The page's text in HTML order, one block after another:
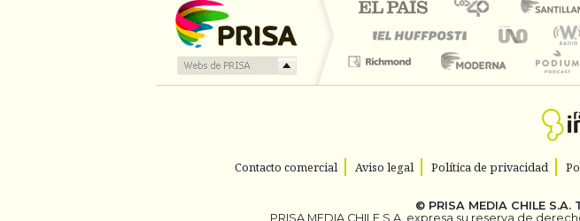
Contacto comercial Aviso legal Política de privacidad
© PRISA MEDIA CHILE S.A.
PRISA MEDIA CHILE S.A. expresa su reserva de